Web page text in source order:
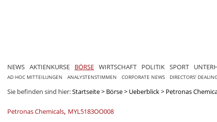
NEWS AKTIENKURSE BÖRSE WIRTSCHAFT POLITIK SPORT
AD HOC MITTEILUNGEN ANALYSTENSTIMMEN CORPORATE NEWS DIRECTORS'
Sie befinden sind hier:Startseite> Börse> Ueberblick> Petronas
Petronas Chemicals, MYL5183OO008